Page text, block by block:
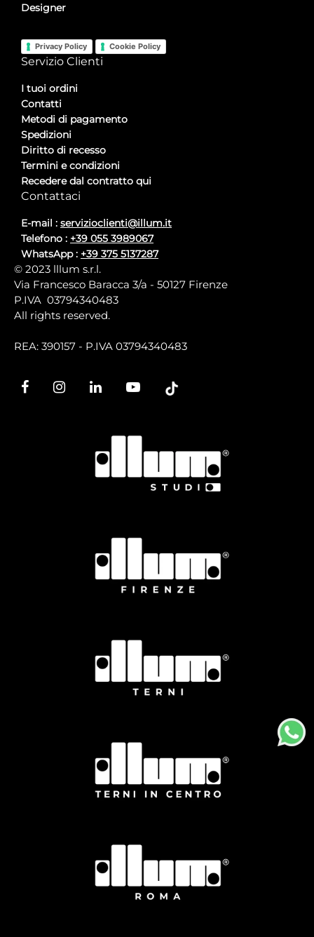
Designer
Privacy Policy Cookie Policy
Servizio Clienti
I tuoi ordini
Contatti
Metodi di pagamento
Spedizioni
Diritto di recesso
Termini e condizioni
Recedere dal contratto qui
Contattaci
E-mail : servizioclienti@illum.it
Telefono : +39 055 3989067
WhatsApp : +39 375 5137287
© 2023 lllum s.r.l.
Via Francesco Baracca 3/a - 50127 Firenze
P.IVA 03794340483
All rights reserved.
REA: 390157 - P.IVA 03794340483